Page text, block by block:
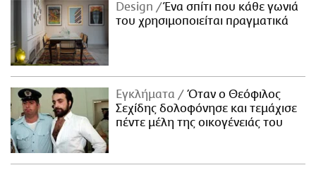
Design
Ένα σπίτι που κάθε γωνιά
του χρησιμοποιείται πραγματικά
Εγκλήματα
Όταν ο Θεόφιλος
Σεχίδης δολοφόνησε και τεμάχισε
πέντε μέλη της οικογένειάς του